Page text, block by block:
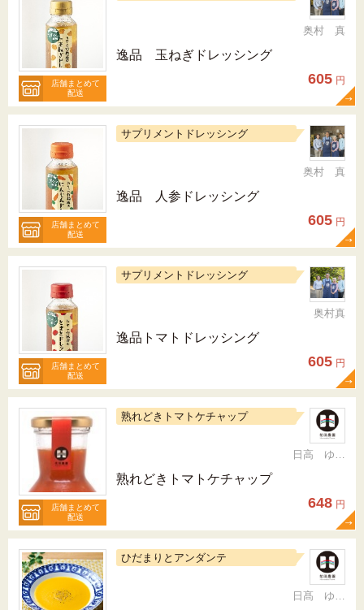
店舗まとめて
配送
奥村 真
逸品 玉ねぎドレッシング
605 円
店舗まとめて
配送
サプリメントドレッシング
奥村 真
逸品 人参ドレッシング
605 円
店舗まとめて
配送
サプリメントドレッシング
奥村真
逸品トマトドレッシング
605 円
店舗まとめて
配送
熟れどきトマトケチャップ
日高 ゆかり
熟れどきトマトケチャップ
648 円
ひだまりとアンダンテ
日髙 ゆかり